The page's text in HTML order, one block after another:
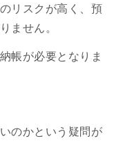
リスクが高く、預
ません。
帳が必要となりま
のかという疑問が